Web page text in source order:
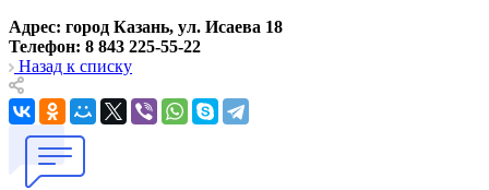
Адрес: город Казань, ул. Исаева 18
Телефон: 8 843 225-55-22
Назад к списку